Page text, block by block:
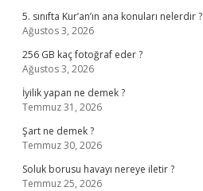
5. sınıfta Kur’an’ın ana konuları nelerdir ?
Ağustos 3, 2026
256 GB kaç fotoğraf eder ?
Ağustos 3, 2026
İyilik yapan ne demek ?
Temmuz 31, 2026
Şart ne demek ?
Temmuz 30, 2026
Soluk borusu havayı nereye iletir ?
Temmuz 25, 2026